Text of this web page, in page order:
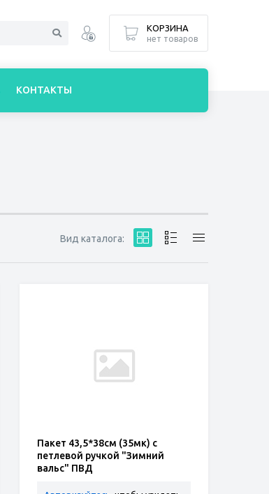
Вид каталога:
Пакет 43,5*38см (35мк) с
петлевой ручкой "Зимний
вальс" ПВД
КОРЗИНА
нет товаров
КОНТАКТЫ